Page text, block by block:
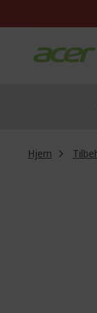
Hjem